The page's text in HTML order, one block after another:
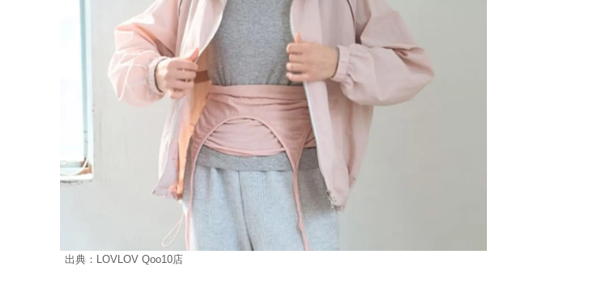
出典：LOVLOV Qoo10店